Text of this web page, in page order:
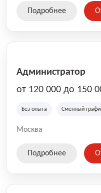
Подробнее
Администратор
от 120 000 до 150
Без опыта Сменный
Москва
Подробнее